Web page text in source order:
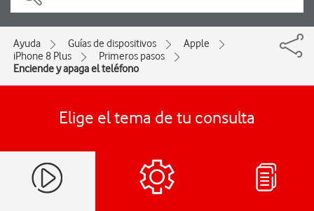
Ayuda Guías de dispositivos
Apple
iPhone 8 Plus
Primeros pasos
Enciende y apaga el teléfono
Elige el tema de tu consulta